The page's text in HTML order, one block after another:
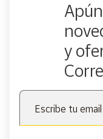
y
Escribe tu email